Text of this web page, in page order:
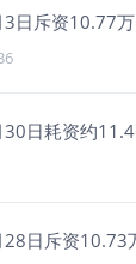
日斥资10.77
日耗资约
日斥资10.73